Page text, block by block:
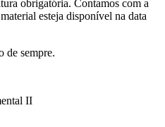
obrigatória. Contamos com a
esteja disponível na data
de sempre.
II